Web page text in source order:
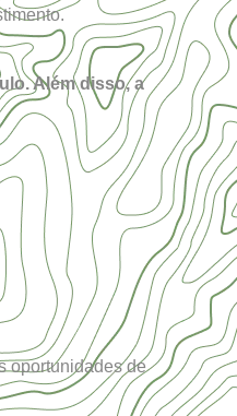
Além disso, a
oportunidades de